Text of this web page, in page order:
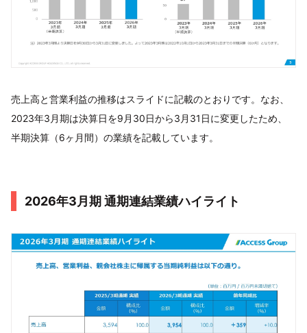
売上高と営業利益の推移はスライドに記載のとおりです。なお、
2023年3月期は決算日を9月30日から3月31日に変更したため、
半期決算（6ヶ月間）の業績を記載しています。
2026年3月期 通期連結業績ハイライト